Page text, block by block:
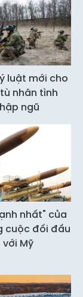
luật mới cho
nhân tình
ngũ
nhất" của
cuộc đối đầu
Mỹ